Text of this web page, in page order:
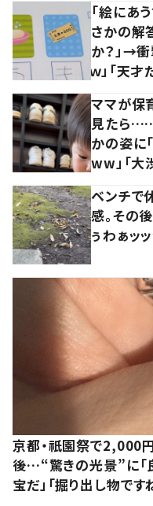
「絵にあ
さかの解
か？」→
ｗ」「天才
ママが保
見たら……
かの姿に
ww」「大
ベンチで
感。その
ぅわぁッ
京都・祇園祭で2,000
後…“驚きの光景”に「
宝だ」「掘り出し物です